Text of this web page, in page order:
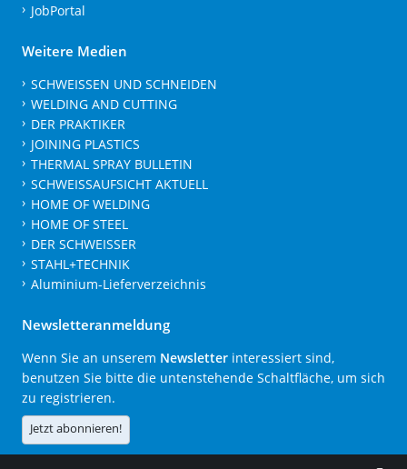
JobPortal
Weitere Medien
SCHWEISSEN UND SCHNEIDEN
WELDING AND CUTTING
DER PRAKTIKER
JOINING PLASTICS
THERMAL SPRAY BULLETIN
SCHWEISSAUFSICHT AKTUELL
HOME OF WELDING
HOME OF STEEL
DER SCHWEISSER
STAHL+TECHNIK
Aluminium-Lieferverzeichnis
Newsletteranmeldung
Wenn Sie an unserem Newsletter interessiert sind,
benutzen Sie bitte die untenstehende Schaltfläche, um sich
zu registrieren.
Jetzt abonnieren!